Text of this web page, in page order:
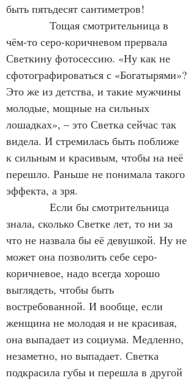
быть пятьдесят сантиметров!
Тощая смотрительница в
чём-то серо-коричневом прервала
Светкину фотосессию. «Ну как не
сфотографироваться с «Богатырями»?
Это же из детства, и такие мужчины
молодые, мощные на сильных
лошадках», – это Светка сейчас так
видела. И стремилась быть поближе
к сильным и красивым, чтобы на неё
перешло. Раньше не понимала такого
эффекта, а зря.
Если бы смотрительница
знала, сколько Светке лет, то ни за
что не назвала бы её девушкой. Ну не
может она позволить себе серо-
коричневое, надо всегда хорошо
выглядеть, чтобы быть
востребованной. И вообще, если
женщина не молодая и не красивая,
она выпадает из социума. Медленно,
незаметно, но выпадает. Светка
подкрасила губы и перешла в другой